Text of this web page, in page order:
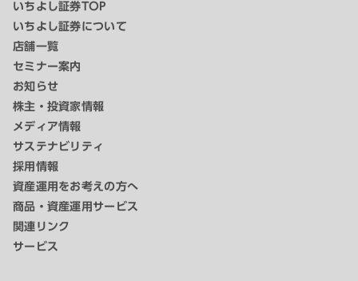
いちよし証券TOP
いちよし証券について
店舗一覧
セミナー案内
お知らせ
株主・投資家情報
メディア情報
サステナビリティ
採用情報
資産運用をお考えの方へ
商品・資産運用サービス
関連リンク
サービス